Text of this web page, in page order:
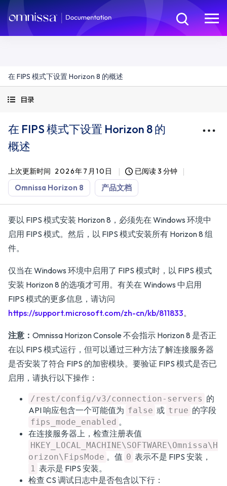
在 FIPS 模式下设置 Horizon 8 的概述
目录
在 FIPS 模式下设置 Horizon 8 的
概述
上次更新时间 2026年7月10日 已阅读 3 分钟
Omnissa Horizon 8 产品文档
要以 FIPS 模式安装 Horizon 8，必须先在 Windows 环境中
启用 FIPS 模式。然后，以 FIPS 模式安装所有 Horizon 8 组
件。
仅当在 Windows 环境中启用了 FIPS 模式时，以 FIPS 模式
安装 Horizon 8 的选项才可用。有关在 Windows 中启用
FIPS 模式的更多信息，请访问
https://support.microsoft.com/zh-cn/kb/811833。
注意： Omnissa Horizon Console 不会指示 Horizon 8 是否正
在以 FIPS 模式运行，但可以通过三种方法了解连接服务器
是否安装了符合 FIPS 的加密模块。要验证 FIPS 模式是否已
启用，请执行以下操作：
/rest/config/v3/connection-servers 的
API 响应包含一个可能值为 false 或 true 的字段
fips_mode_enabled 。
在连接服务器上，检查注册表值
HKEY_LOCAL_MACHINE\SOFTWARE\Omnissa\H
orizon\FipsMode 。值 0 表示不是 FIPS 安装，
1 表示是 FIPS 安装。
检查 CS 调试日志中是否包含以下行：